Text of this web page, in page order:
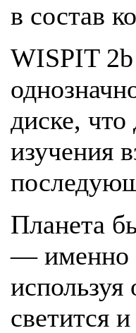
в состав
WISPIT 2b
диске, что
изучения
Планета
— именно
светится